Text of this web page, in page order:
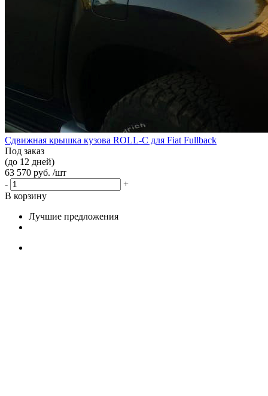
Сдвижная крышка кузова ROLL-C для Fiat Fullback
Под заказ
(до 12 дней)
63 570 руб. /шт
-
+
В корзину
Лучшие предложения